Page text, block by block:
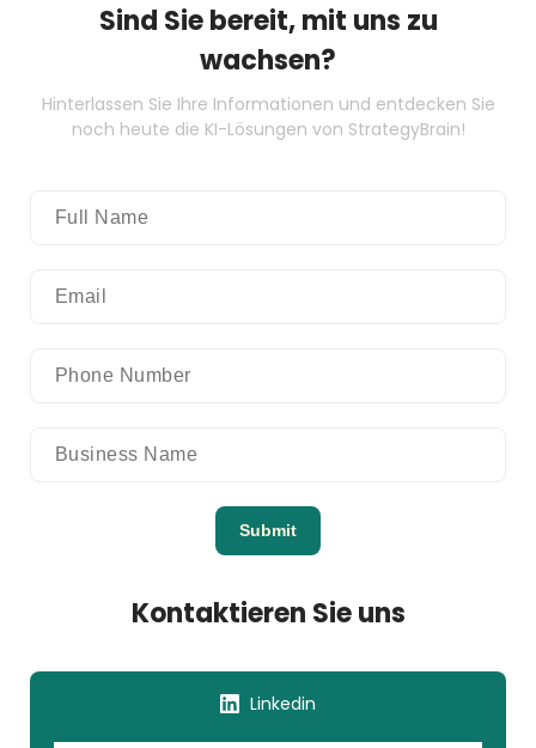
Sind Sie bereit, mit uns zu
wachsen?
Hinterlassen Sie Ihre Informationen und entdecken Sie
noch heute die KI-Lösungen von StrategyBrain!
Submit
Kontaktieren Sie uns
Linkedin